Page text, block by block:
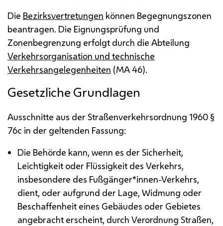
Die Bezirksvertretungen können Begegnungszonen
beantragen. Die Eignungsprüfung und
Zonenbegrenzung erfolgt durch die Abteilung
Verkehrsorganisation und technische
Verkehrsangelegenheiten (MA46).
Gesetzliche Grundlagen
Ausschnitte aus der Straßenverkehrsordnung 1960 §
76c in der geltenden Fassung:
Die Behörde kann, wenn es der Sicherheit,
Leichtigkeit oder Flüssigkeit des Verkehrs,
insbesondere des Fußgänger*innen-Verkehrs,
dient, oder aufgrund der Lage, Widmung oder
Beschaffenheit eines Gebäudes oder Gebietes
angebracht erscheint, durch Verordnung Straßen,